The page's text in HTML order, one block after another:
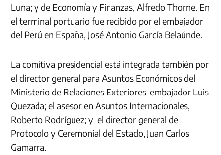
Luna; y de Economía y Finanzas, Alfredo Thorne. En
el terminal portuario fue recibido por el embajador
del Perú en España, José Antonio García Belaúnde.
La comitiva presidencial está integrada también por
el director general para Asuntos Económicos del
Ministerio de Relaciones Exteriores; embajador Luis
Quezada; el asesor en Asuntos Internacionales,
Roberto Rodríguez; y el director general de
Protocolo y Ceremonial del Estado, Juan Carlos
Gamarra.